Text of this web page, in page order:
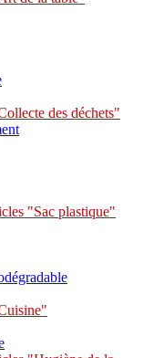
des déchets"
"Sac plastique"